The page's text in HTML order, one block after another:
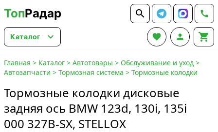
ТопРадар  
Каталог    
Главная > Каталог > Автотовары > Обслуживание и уход >
Автозапчасти > Тормозная система > Тормозные колодки
Тормозные колодки дисковые
задняя ось BMW 123d, 130i, 135i
000 327B-SX, STELLOX